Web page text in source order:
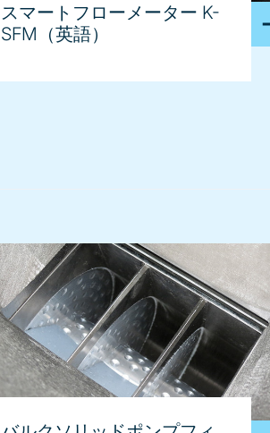
スマートフローメーター K-
SFM（英語）